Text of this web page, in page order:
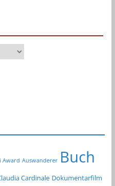
Award Auswanderer Buch
Cardinale Dokumentarfilm